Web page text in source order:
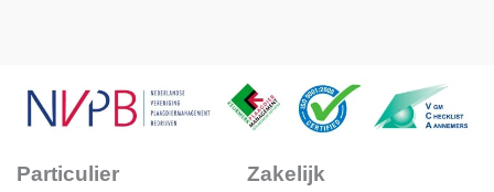
Particulier Zakelijk